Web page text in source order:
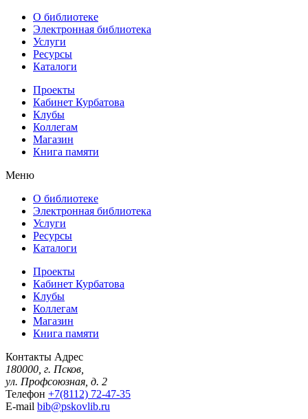
О библиотеке
Электронная библиотека
Услуги
Ресурсы
Каталоги
Проекты
Кабинет Курбатова
Клубы
Коллегам
Магазин
Книга памяти
Меню
О библиотеке
Электронная библиотека
Услуги
Ресурсы
Каталоги
Проекты
Кабинет Курбатова
Клубы
Коллегам
Магазин
Книга памяти
Контакты Адрес
180000, г. Псков,
ул. Профсоюзная, д. 2
Телефон +7(8112) 72-47-35
E-mail bib@pskovlib.ru